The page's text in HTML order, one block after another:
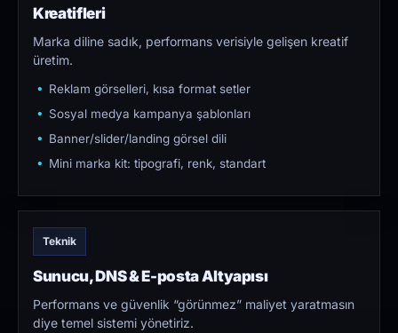
Kreatifleri
Marka diline sadık, performans verisiyle gelişen kreatif
üretim.
Reklam görselleri, kısa format setler
Sosyal medya kampanya şablonları
Banner/slider/landing görsel dili
Mini marka kit: tipografi, renk, standart
Teknik
Sunucu, DNS & E-posta Altyapısı
Performans ve güvenlik “görünmez” maliyet yaratmasın
diye temel sistemi yönetiriz.